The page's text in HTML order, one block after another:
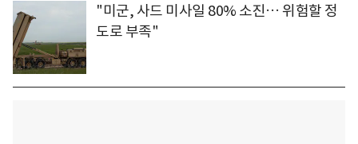
"미군, 사드 미사일 80% 소진… 위험할 정
도로 부족"